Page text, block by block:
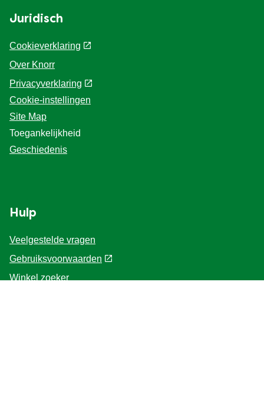
Juridisch
Cookieverklaring
Over Knorr
Privacyverklaring
Cookie-instellingen
Site Map
Toegankelijkheid
Geschiedenis
Hulp
Veelgestelde vragen
Gebruiksvoorwaarden
Winkel zoeker